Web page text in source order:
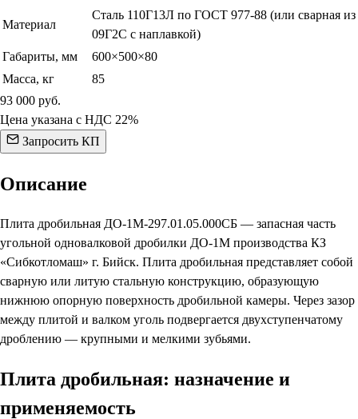
Материал
Сталь 110Г13Л по ГОСТ 977-88 (или сварная из
09Г2С с наплавкой)
Габариты, мм
600×500×80
Масса, кг
85
93 000 руб.
Цена указана с НДС 22%
Запросить КП
Описание
Плита дробильная ДО-1М-297.01.05.000СБ — запасная часть
угольной одновалковой дробилки ДО-1М производства КЗ
«Сибкотломаш» г. Бийск. Плита дробильная представляет собой
сварную или литую стальную конструкцию, образующую
нижнюю опорную поверхность дробильной камеры. Через зазор
между плитой и валком уголь подвергается двухступенчатому
дроблению — крупными и мелкими зубьями.
Плита дробильная: назначение и
применяемость